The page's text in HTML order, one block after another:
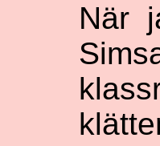
När